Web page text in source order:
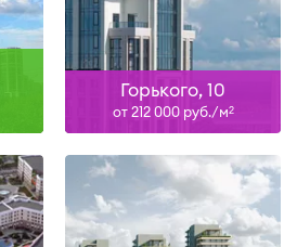
Горького, 10
от 212 000 руб./м2